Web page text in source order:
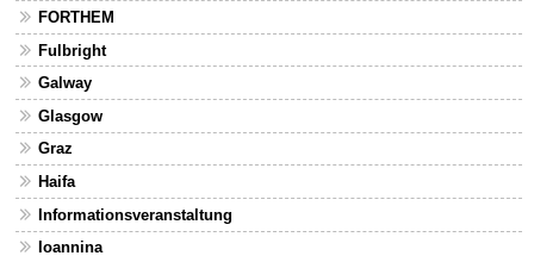
FORTHEM
Fulbright
Galway
Glasgow
Graz
Haifa
Informationsveranstaltung
Ioannina